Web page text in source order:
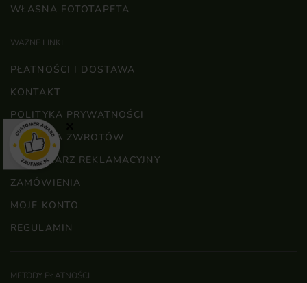
WŁASNA FOTOTAPETA
WAŻNE LINKI
PŁATNOŚCI I DOSTAWA
KONTAKT
POLITYKA PRYWATNOŚCI
POLITYKA ZWROTÓW
FORMULARZ REKLAMACYJNY
ZAMÓWIENIA
MOJE KONTO
REGULAMIN
METODY PŁATNOŚCI